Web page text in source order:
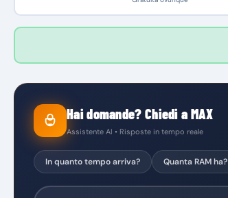
Hai domande? Chiedi a MAX
Assistente AI • Risposte in tempo reale
In quanto tempo arriva? Quanta RAM ha?